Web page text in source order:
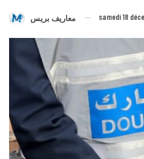
معاريف بريس samedi 18